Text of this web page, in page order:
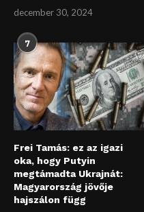
december 30, 2024
7
Frei Tamás: ez az igazi
oka, hogy Putyin
megtámadta Ukrajnát:
Magyarország jövője
hajszálon függ